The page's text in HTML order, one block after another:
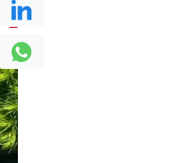
0 הערות